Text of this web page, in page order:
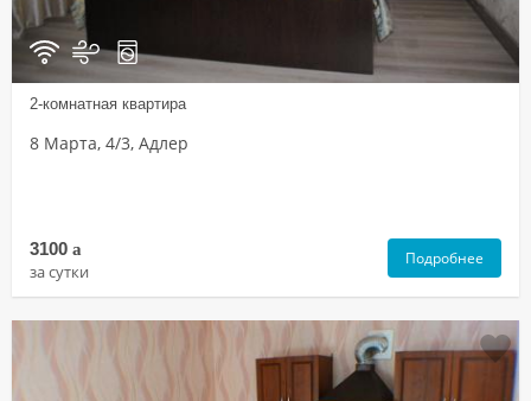
2-комнатная квартира
8 Марта, 4/3, Адлер
3100 a
за сутки
Подробнее